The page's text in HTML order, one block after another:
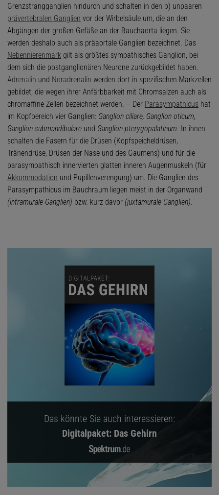
Grenzstrangganglien hindurch und schalten in den b) unpaaren
prävertebralen Ganglien vor der Wirbelsäule um, die an den
Abgängen der großen Gefäße an der Bauchaorta liegen. Sie
werden deshalb auch als präaortale Ganglien bezeichnet. Das
Nebennierenmark gilt als größtes sympathisches Ganglion, bei
dem sich die postganglionären Neurone zurückgebildet haben.
Adrenalin und Noradrenalin werden dort in spezifischen Markzellen
gebildet, die wegen ihrer Anfärbbarkeit mit Chromsalzen auch als
chromaffine Zellen bezeichnet werden. – Der Parasympathicus hat
im Kopfbereich vier Ganglien: Ganglion ciliare, Ganglion oticum,
Ganglion submandibulare und Ganglion pterygopalatinum. In ihnen
schalten die Fasern für die Drüsen (Kopfspeicheldrüsen,
Tränendrüse, Drüsen der Nase und des Gaumens) und für die
parasympathisch innervierten glatten inneren Augenmuskeln (für
Akkommodation und Pupillenverengung) um. Die Ganglien des
Parasympathicus im Bauchraum liegen meist in der Organwand
(intramurale Ganglien) bzw. kurz davor (juxtamurale Ganglien).
Das könnte Sie auch interessieren:
Digitalpaket: Das Gehirn